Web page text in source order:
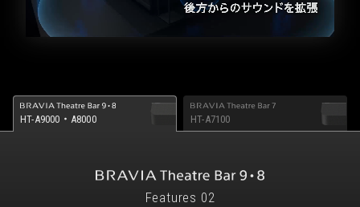
HT-A9000・A8000 HT-A7100
Features 02